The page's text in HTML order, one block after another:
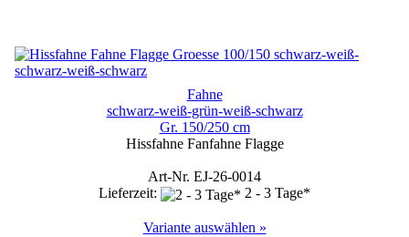
Fahne
schwarz-weiß-grün-weiß-schwarz
Gr. 150/250 cm
Hissfahne Fanfahne Flagge
Art-Nr. EJ-26-0014
Lieferzeit:
2 - 3 Tage*
Variante auswählen »